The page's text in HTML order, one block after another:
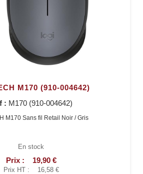
M170 (910-004642)
: M170 (910-004642)
M170 Sans fil Retail Noir / Gris
En stock
Prix : 19,90 €
Prix HT : 16,58 €